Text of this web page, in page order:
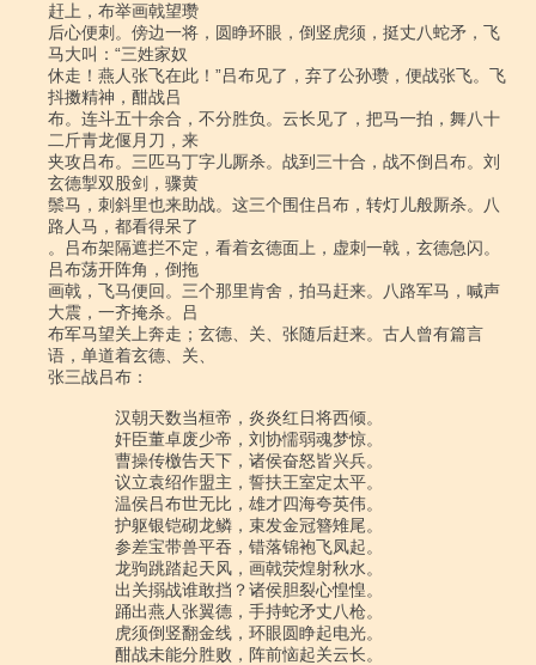
赶上，布举画戟望瓒
后心便刺。傍边一将，圆睁环眼，倒竖虎须，挺丈八蛇矛，飞
马大叫：“三姓家奴
休走！燕人张飞在此！”吕布见了，弃了公孙瓒，便战张飞。飞
抖擞精神，酣战吕
布。连斗五十余合，不分胜负。云长见了，把马一拍，舞八十
二斤青龙偃月刀，来
夹攻吕布。三匹马丁字儿厮杀。战到三十合，战不倒吕布。刘
玄德掣双股剑，骤黄
鬃马，刺斜里也来助战。这三个围住吕布，转灯儿般厮杀。八
路人马，都看得呆了
。吕布架隔遮拦不定，看着玄德面上，虚刺一戟，玄德急闪。
吕布荡开阵角，倒拖
画戟，飞马便回。三个那里肯舍，拍马赶来。八路军马，喊声
大震，一齐掩杀。吕
布军马望关上奔走；玄德、关、张随后赶来。古人曾有篇言
语，单道着玄德、关、
张三战吕布：
汉朝天数当桓帝，炎炎红日将西倾。
奸臣董卓废少帝，刘协懦弱魂梦惊。
曹操传檄告天下，诸侯奋怒皆兴兵。
议立袁绍作盟主，誓扶王室定太平。
温侯吕布世无比，雄才四海夸英伟。
护躯银铠砌龙鳞，束发金冠簪雉尾。
参差宝带兽平吞，错落锦袍飞凤起。
龙驹跳踏起天风，画戟荧煌射秋水。
出关搦战谁敢挡？诸侯胆裂心惶惶。
踊出燕人张翼德，手持蛇矛丈八枪。
虎须倒竖翻金线，环眼圆睁起电光。
酣战未能分胜败，阵前恼起关云长。